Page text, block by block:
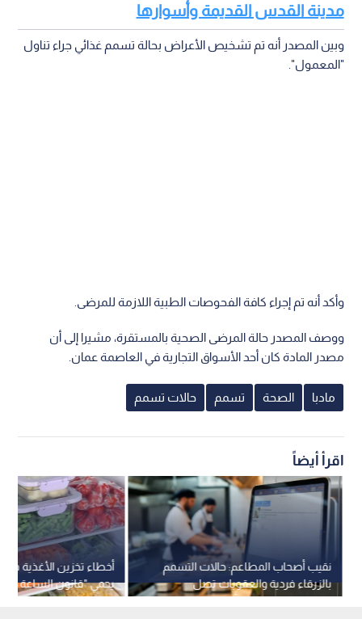
مدينة القدس القديمة وأسوارها
وبين المصدر أنه تم تشخيص الأعراض بحالة تسمم غذائي جراء تناول
"المعمول".
وأكد أنه تم إجراء كافة الفحوصات الطبية اللازمة للمرضى.
ووصف المصدر حالة المرضى الصحية بالمستقرة، مشيرا إلى أن
مصدر المادة كان أحد الأسواق التجارية في العاصمة عمان.
مادبا الصحة تسمم حالات تسمم
اقرأ أيضاً
أخطاء تخزين الأغذية
يحمي "قانون الساعة
التسمم؟
نقيب أصحاب المطاعم: حالات التسمم
بالزرقاء فردية والعقوبات تصل
للإغلاق وغرامات بـ 5 آلاف دينار